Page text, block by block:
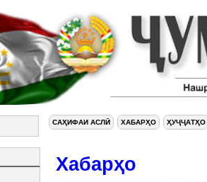
САҲИФАИ АСЛӢ ХАБАРҲО ҲУҶҶАТҲО
Хабарҳо